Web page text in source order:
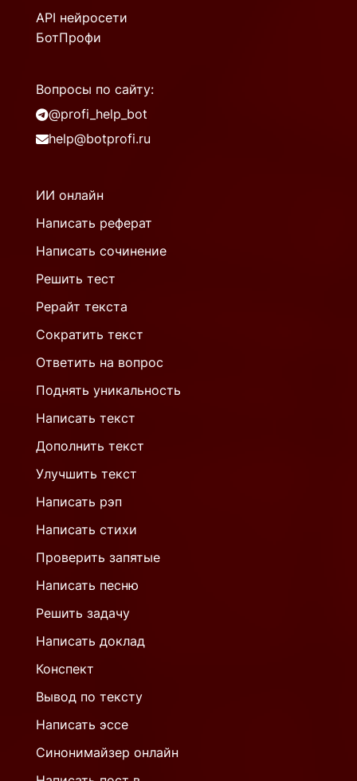
API нейросети
БотПрофи
Вопросы по сайту:
@profi_help_bot
help@botprofi.ru
ИИ онлайн
Написать реферат
Написать сочинение
Решить тест
Рерайт текста
Сократить текст
Ответить на вопрос
Поднять уникальность
Написать текст
Дополнить текст
Улучшить текст
Написать рэп
Написать стихи
Проверить запятые
Написать песню
Решить задачу
Написать доклад
Конспект
Вывод по тексту
Написать эссе
Синонимайзер онлайн